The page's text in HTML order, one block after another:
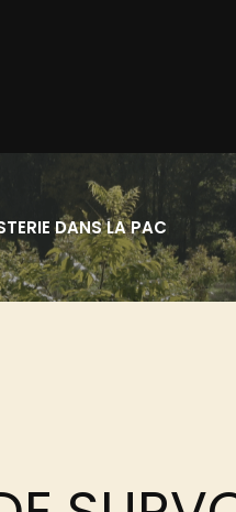
DANS LA PAC